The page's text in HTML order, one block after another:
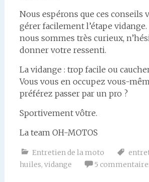
Nous espérons que ces conseils
gérer facilement l’étape
nous sommes très curieux,
donner votre ressenti.
La vidange : trop facile ou
Vous vous en occupez vous-
préférez passer par un pro ?
Sportivement vôtre.
La team OH-MOTOS
Entretien de la moto
huiles, vidange 5